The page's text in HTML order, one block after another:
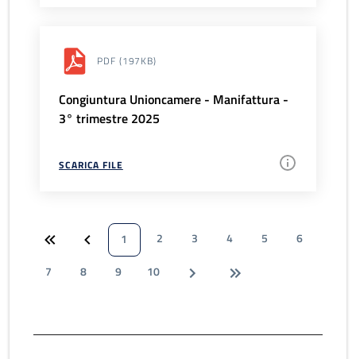
PDF (197KB)
Congiuntura Unioncamere - Manifattura -
3° trimestre 2025
SCARICA FILE
1 2 3 4 5
6
7
8 9 10